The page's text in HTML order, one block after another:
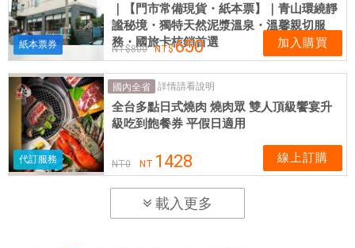
紙本票券
｜【門市常備現貨・紙本票】｜青山環繞靜
謐秘境・獨特天然泥漿溫泉・溫馨親切服
務・國旅卡核銷首選
800 650 加入購買
代訂服務
國內全省 詳情請看說明
全台多點日式燒肉 燒肉眾 雙人頂級饗宴升
級吃到飽餐券 平假日適用
NT0 NT 1428 線上訂購
載入更多